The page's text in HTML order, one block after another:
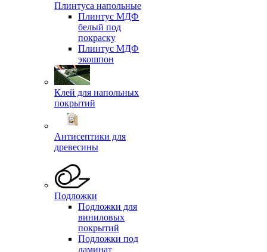
Плинтуса напольные
Плинтус МДФ
белый под
покраску
Плинтус МДФ
экошпон
Клей для напольных
покрытий
Антисептики для
древесины
Подложки
Подложки для
виниловых
покрытий
Подложки под
ламинат